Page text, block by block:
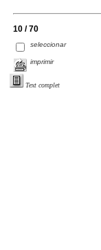
10 / 70
seleccionar
imprimir
Text complet